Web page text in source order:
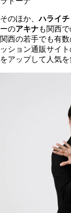
そのほか、ハライチ
ーのアキナも関西
関西の若手でも有
ッション通販サイ
をアップして人気を